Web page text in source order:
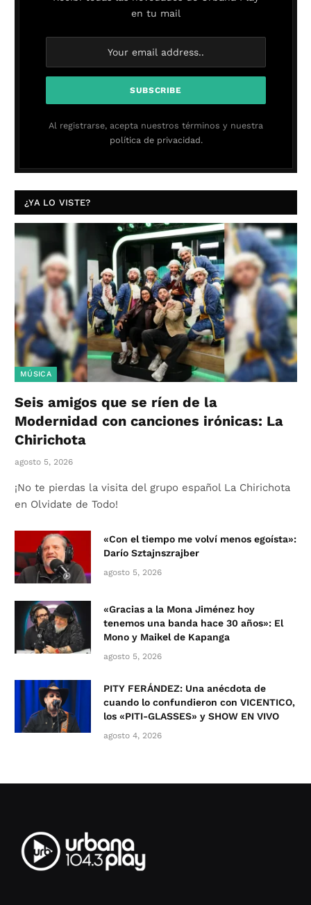
en tu mail
Al registrarse, acepta nuestros términos y nuestra
política de privacidad.
¿YA LO VISTE?
MÚSICA
Seis amigos que se ríen de la
Modernidad con canciones irónicas: La
Chirichota
agosto 5, 2026
¡No te pierdas la visita del grupo español La Chirichota
en Olvidate de Todo!
«Con el tiempo me volví menos egoísta»:
Darío Sztajnszrajber
agosto 5, 2026
«Gracias a la Mona Jiménez hoy
tenemos una banda hace 30 años»: El
Mono y Maikel de Kapanga
agosto 5, 2026
PITY FERÁNDEZ: Una anécdota de
cuando lo confundieron con VICENTICO,
los «PITI-GLASSES» y SHOW EN VIVO
agosto 4, 2026